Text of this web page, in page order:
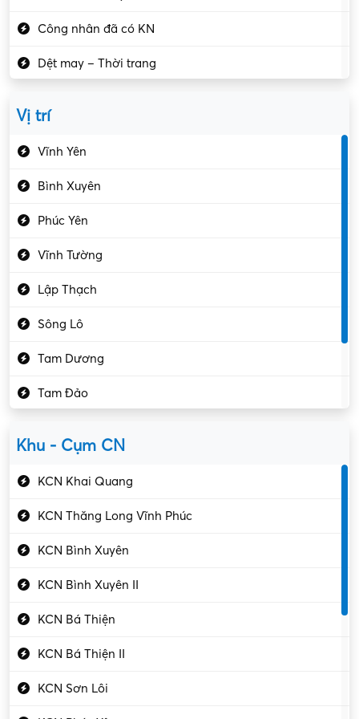
Công nhân đã có KN
Dệt may – Thời trang
Kiểm soát chất lượng
Kỹ sư cơ khí
Kỹ sư điện
Kỹ thuật cao
Kỹ thuật mạng – IT
Làm bán thời gian
Lao động phổ thông
Lập trình – Phát triển
Luật – Công chứng
Vị trí
Vĩnh Yên
Bình Xuyên
Phúc Yên
Vĩnh Tường
Lập Thạch
Sông Lô
Tam Dương
Tam Đảo
Khu - Cụm CN
KCN Khai Quang
KCN Thăng Long Vĩnh Phúc
KCN Bình Xuyên
KCN Bình Xuyên II
KCN Bá Thiện
KCN Bá Thiện II
KCN Sơn Lôi